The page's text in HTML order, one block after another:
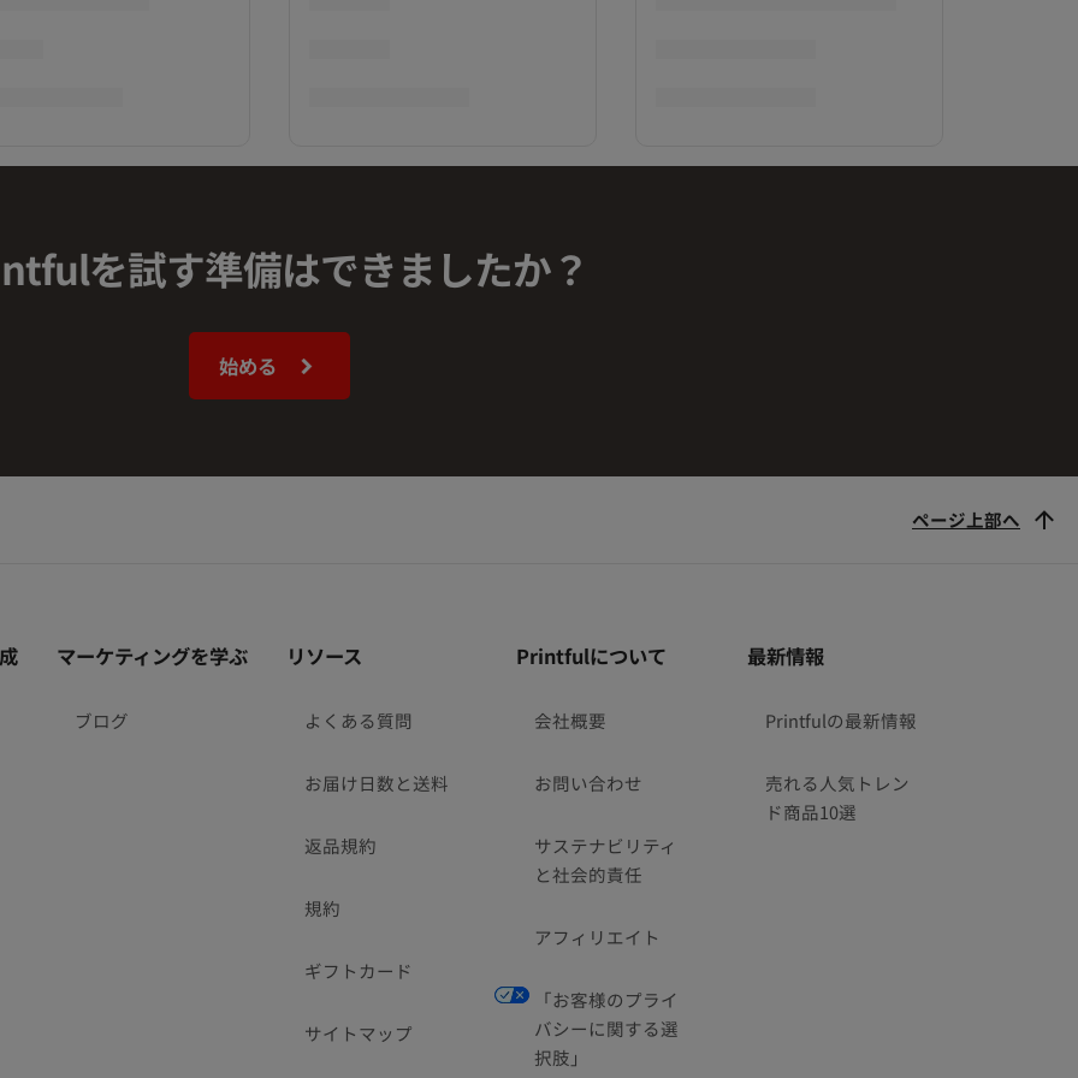
を試す準備はできましたか？
始める
ページ上部へ
マーケティングを学ぶ
ブログ
リソース
よくある質問
お届け日数と送料
返品規約
規約
ギフトカード
サイトマップ
Printfulについて
会社概要
お問い合わせ
サステナビリティ
と社会的責任
アフィリエイト
「お客様のプライ
バシーに関する選
択肢」
最新情報
Printfulの最新情報
売れる人気トレン
ド商品10選